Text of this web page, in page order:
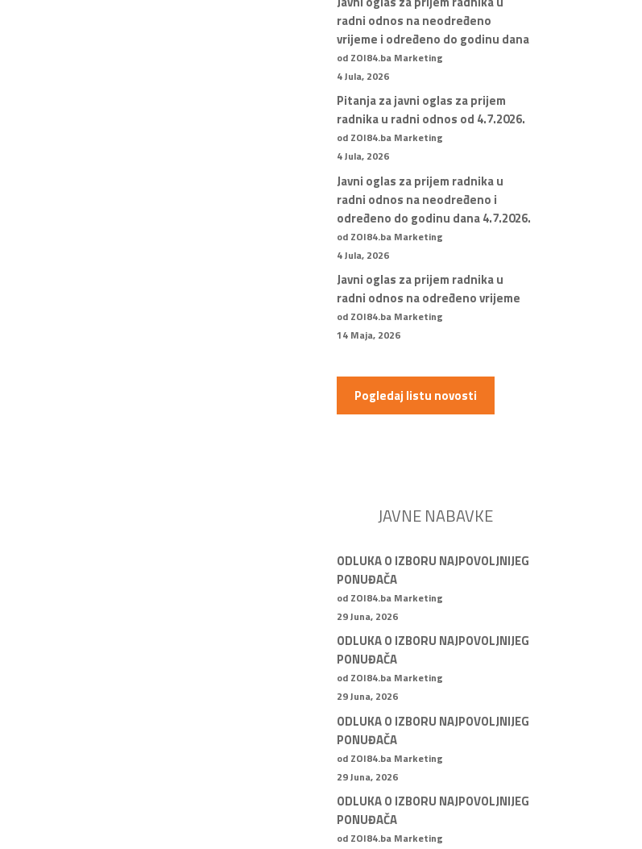
radni odnos na neodređeno
vrijeme i određeno do godinu dana
od ZOI84.ba Marketing
4 Jula, 2026
Pitanja za javni oglas za prijem
radnika u radni odnos od 4.7.2026.
od ZOI84.ba Marketing
4 Jula, 2026
Javni oglas za prijem radnika u
radni odnos na neodređeno i
određeno do godinu dana 4.7.2026.
od ZOI84.ba Marketing
4 Jula, 2026
Javni oglas za prijem radnika u
radni odnos na određeno vrijeme
od ZOI84.ba Marketing
14 Maja, 2026
Pogledaj listu novosti
JAVNE NABAVKE
ODLUKA O IZBORU NAJPOVOLJNIJEG
PONUĐAČA
od ZOI84.ba Marketing
29 Juna, 2026
ODLUKA O IZBORU NAJPOVOLJNIJEG
PONUĐAČA
od ZOI84.ba Marketing
29 Juna, 2026
ODLUKA O IZBORU NAJPOVOLJNIJEG
PONUĐAČA
od ZOI84.ba Marketing
29 Juna, 2026
ODLUKA O IZBORU NAJPOVOLJNIJEG
PONUĐAČA
od ZOI84.ba Marketing